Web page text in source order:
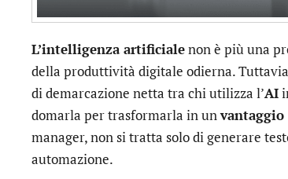
L’intelligenza artificialenon è più una
della produttività digitale odierna.
di demarcazione netta tra chi utilizza l’AI
domarla per trasformarla in un
manager, non si tratta solo di generare
automazione.